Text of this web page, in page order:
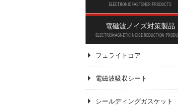
ELECTRONIC FASTENER PRODUCTS
電磁波ノイズ対策製品
ELECTROMAGNETIC NOISE REDUCTION
フェライトコア
電磁波吸収シート
シールディングガスケット